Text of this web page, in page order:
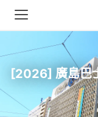
[2026] 廣島巴